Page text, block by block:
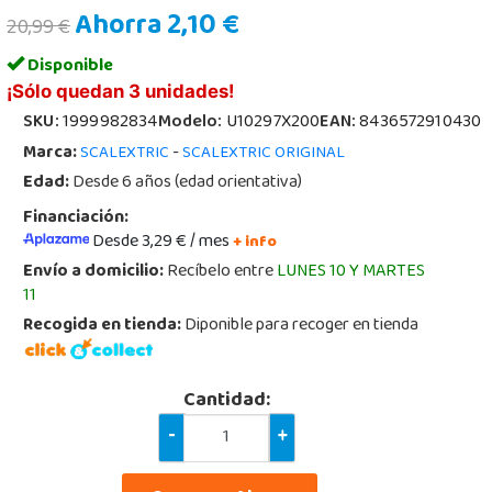
20,99 €Ahorra 2,10 €
Disponible
¡Sólo quedan 3 unidades!
SKU:1999982834Modelo:U10297X200EAN:8436572910430
Marca:SCALEXTRIC-SCALEXTRIC ORIGINAL
Edad:Desde 6 años (edad orientativa)
Financiación:
Desde 3,29 € / mes+ info
Envío a domicilio:Recíbelo entreLUNES 10 Y MARTES
11
Recogida en tienda:Diponible para recoger en tienda
Cantidad:
-
+